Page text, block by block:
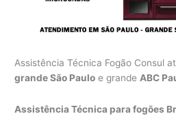
Assistência Técnica Fogão Consul
grande São Paulo e grandeABC
Assistência Técnica para fogões